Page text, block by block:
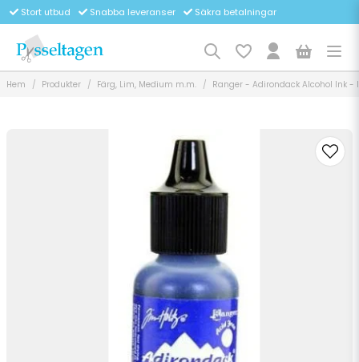
Stort utbud Snabba leveranser Säkra betalningar
Hem Produkter Färg, Lim, Medium m.m. Ranger - Adirondack Alcohol Ink -